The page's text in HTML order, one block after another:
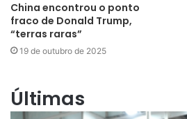
China encontrou o ponto
fraco de Donald Trump,
“terras raras”
19 de outubro de 2025
Últimas